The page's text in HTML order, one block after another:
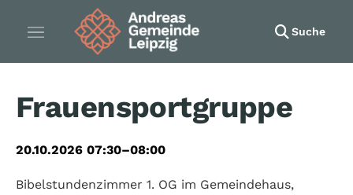
Suche
Frauensportgruppe
20.10.2026 07:30–08:00
Bibelstundenzimmer 1. OG im Gemeindehaus,